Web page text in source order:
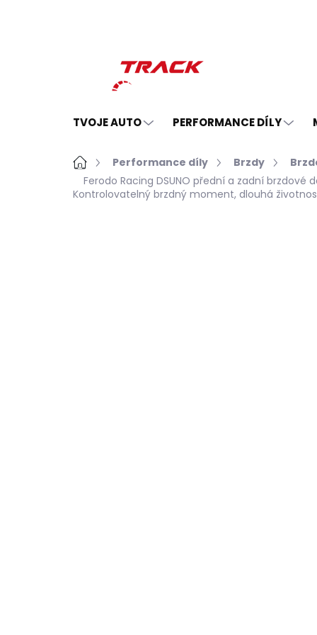
TVOJE AUTO PERFORMANCE DÍLY
DomůPerformance díly Brzdy
Ferodo Racing DSUNO přední a zadní brzdové
Kontrolovatelný brzdný moment, dlouhá